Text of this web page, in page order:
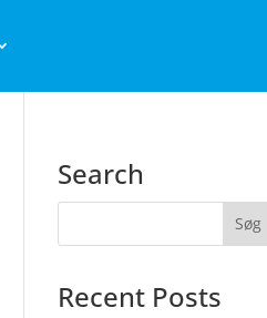
Search
Recent Posts